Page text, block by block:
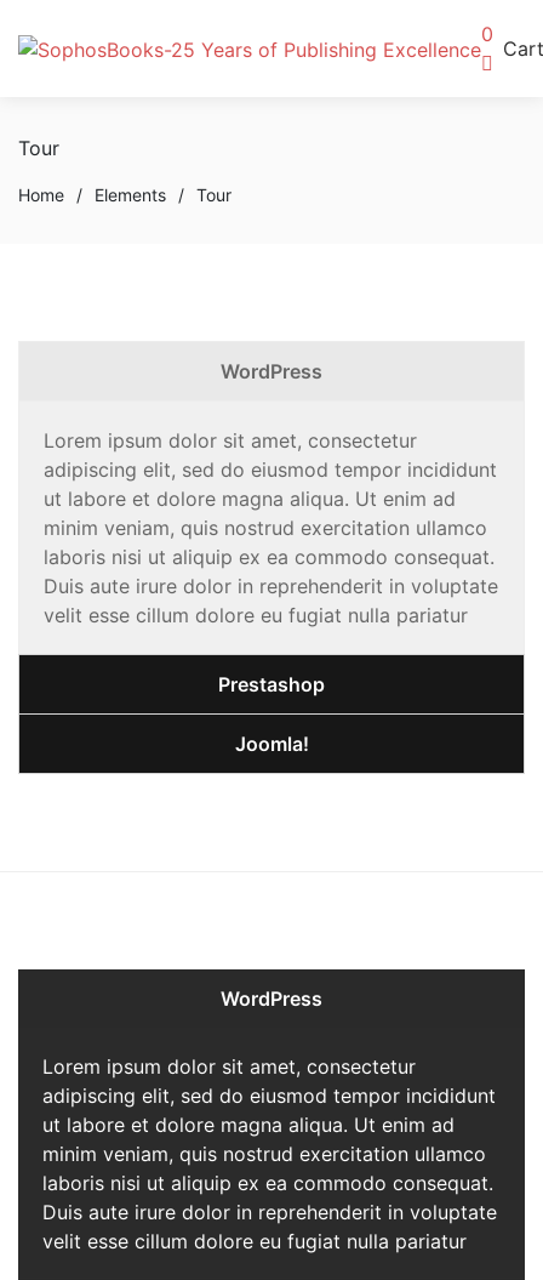
0
Cart
Tour
Home / Elements / Tour
WordPress
Lorem ipsum dolor sit amet, consectetur
adipiscing elit, sed do eiusmod tempor incididunt
ut labore et dolore magna aliqua. Ut enim ad
minim veniam, quis nostrud exercitation ullamco
laboris nisi ut aliquip ex ea commodo consequat.
Duis aute irure dolor in reprehenderit in voluptate
velit esse cillum dolore eu fugiat nulla pariatur
Prestashop
Joomla!
WordPress
Lorem ipsum dolor sit amet, consectetur
adipiscing elit, sed do eiusmod tempor incididunt
ut labore et dolore magna aliqua. Ut enim ad
minim veniam, quis nostrud exercitation ullamco
laboris nisi ut aliquip ex ea commodo consequat.
Duis aute irure dolor in reprehenderit in voluptate
velit esse cillum dolore eu fugiat nulla pariatur